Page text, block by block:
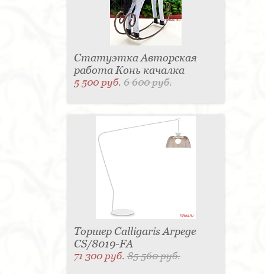
Статуэтка Авторская
работа Конь качалка
5 500 руб.6 600 руб.
Торшер Calligaris Arpege
CS/8019-FA
71 300 руб.85 560 руб.